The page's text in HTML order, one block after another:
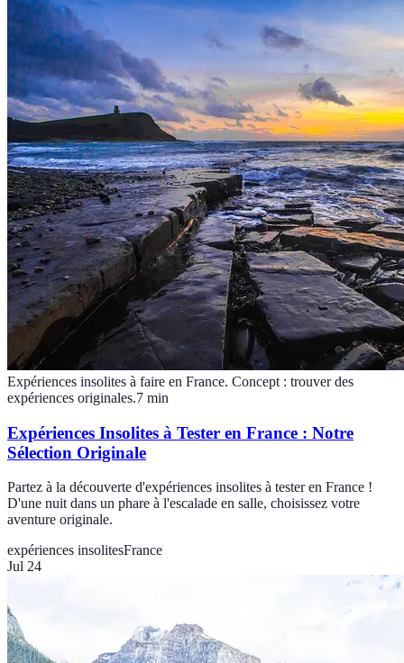
Expériences insolites à faire en France. Concept : trouver des
expériences originales.7 min
Expériences Insolites à Tester en France : Notre
Sélection Originale
Partez à la découverte d'expériences insolites à tester en France !
D'une nuit dans un phare à l'escalade en salle, choisissez votre
aventure originale.
expériences insolitesFrance
Jul 24